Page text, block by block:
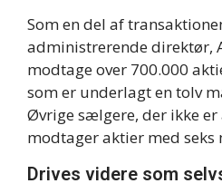
Som en del af
administrerende direktør,
modtage over 700.000
som er underlagt en tolv
Øvrige sælgere, der ikke er
modtager aktier med seks
Drives videre som